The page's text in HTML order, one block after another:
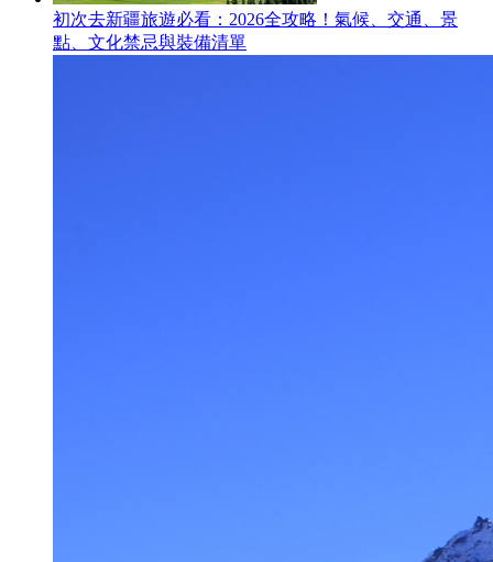
初次去新疆旅遊必看：2026全攻略！氣候、交通、景
點、文化禁忌與裝備清單